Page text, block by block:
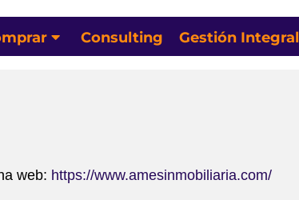
Consulting Gestión Integral
web: https://www.amesinmobiliaria.com/